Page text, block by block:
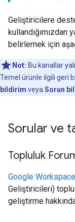
Geliştiricilere
kullandığımızdan
belirlemek için
Not: Bu kanallar
Temel ürünle ilgili geri
bildirim veya Sorun
Sorular ve
Topluluk
Google
Geliştiricileri)
geliştirme